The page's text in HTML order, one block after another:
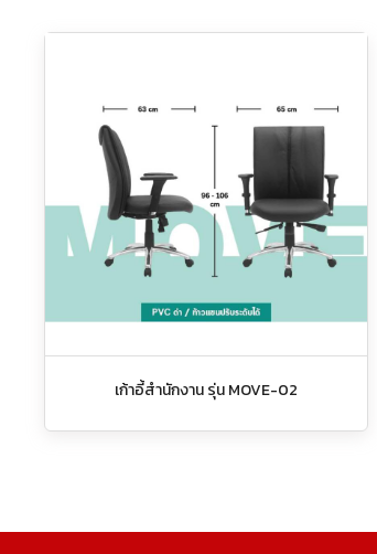
เก้าอี้สำนักงาน รุ่น MOVE-02